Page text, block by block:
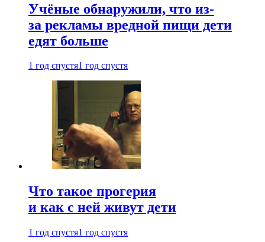
Учёные обнаружили, что из-
за рекламы вредной пищи дети
едят больше
1 год спустя1 год спустя
Что такое прогерия
и как с ней живут дети
1 год спустя1 год спустя